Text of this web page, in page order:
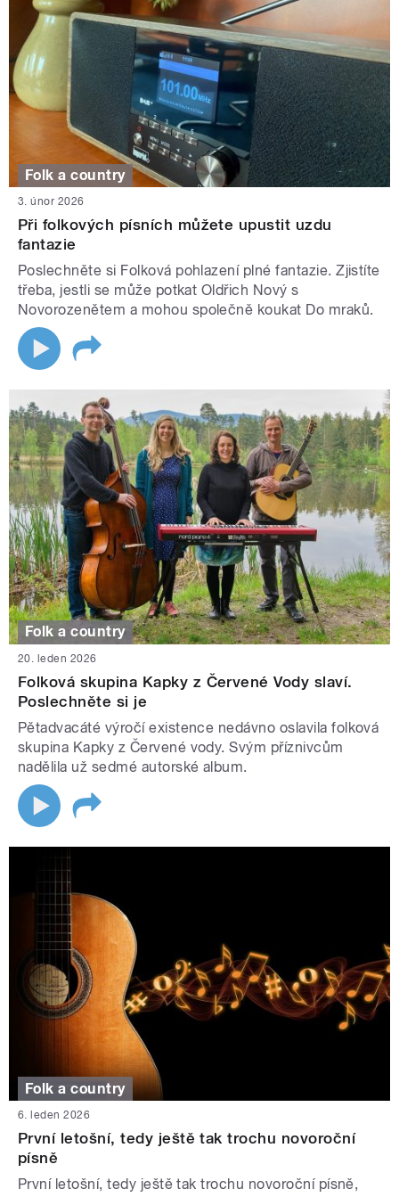
Folk a country
3. únor 2026
Při folkových písních můžete upustit uzdu
fantazie
Poslechněte si Folková pohlazení plné fantazie. Zjistíte
třeba, jestli se může potkat Oldřich Nový s
Novorozenětem a mohou společně koukat Do mraků.
Folk a country
20. leden 2026
Folková skupina Kapky z Červené Vody slaví.
Poslechněte si je
Pětadvacáté výročí existence nedávno oslavila folková
skupina Kapky z Červené vody. Svým příznivcům
nadělila už sedmé autorské album.
Folk a country
6. leden 2026
První letošní, tedy ještě tak trochu novoroční
písně
První letošní, tedy ještě tak trochu novoroční písně,